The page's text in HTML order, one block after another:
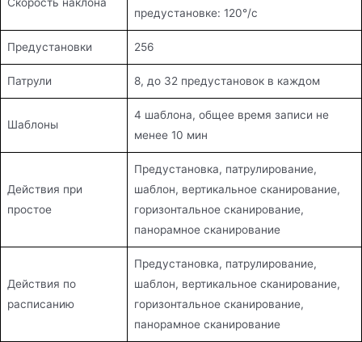
предустановке: 120°/с
Предустановки 256
Патрули 8, до 32 предустановок в каждом
Шаблоны
4 шаблона, общее время записи не
менее 10 мин
Действия при
простое
Предустановка, патрулирование,
шаблон, вертикальное сканирование,
горизонтальное сканирование,
панорамное сканирование
Действия по
расписанию
Предустановка, патрулирование,
шаблон, вертикальное сканирование,
горизонтальное сканирование,
панорамное сканирование